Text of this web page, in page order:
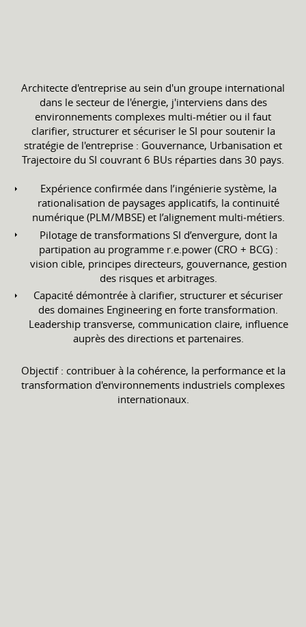
Architecte d'entreprise au sein d'un groupe international
dans le secteur de l'énergie, j'interviens dans des
environnements complexes multi-métier ou il faut
clarifier, structurer et sécuriser le SI pour soutenir la
stratégie de l'entreprise : Gouvernance, Urbanisation et
Trajectoire du SI couvrant 6 BUs réparties dans 30 pays.
Expérience confirmée dans l’ingénierie système, la
rationalisation de paysages applicatifs, la continuité
numérique (PLM/MBSE) et l’alignement multi‑métiers.
Pilotage de transformations SI d’envergure, dont la
partipation au programme r.e.power (CRO + BCG) :
vision cible, principes directeurs, gouvernance, gestion
des risques et arbitrages.
Capacité démontrée à clarifier, structurer et sécuriser
des domaines Engineering en forte transformation.
Leadership transverse, communication claire, influence
auprès des directions et partenaires.
Objectif : contribuer à la cohérence, la performance et la
transformation d'environnements industriels complexes
internationaux.